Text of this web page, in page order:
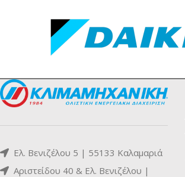
Ελ. Βενιζέλου 5 | 55133 Καλαμαριά
Αριστείδου 40 & Ελ. Βενιζέλου |